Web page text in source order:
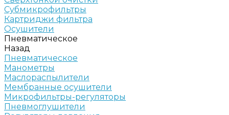
Субмикрофильтры
Картриджи фильтра
Осушители
Пневматическое
Назад
Пневматическое
Манометры
Маслораспылители
Мембранные осушители
Микрофильтры-регуляторы
Пневмоглушители